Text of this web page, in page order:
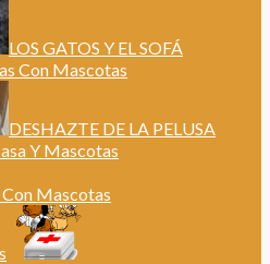
LOS GATOS Y EL SOFÁ
Con Mascotas
DESHAZTE DE LA PELUSA
Y Mascotas
Mascotas